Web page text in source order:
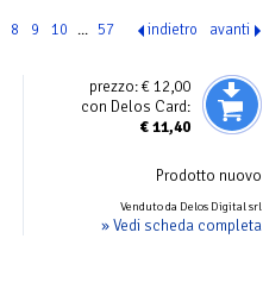
8 9 10 ... 57 indietro avanti
prezzo:€ 12,00
con Delos Card:
€11,40
Prodotto nuovo
Venduto da Delos Digital srl
» Vedi scheda completa